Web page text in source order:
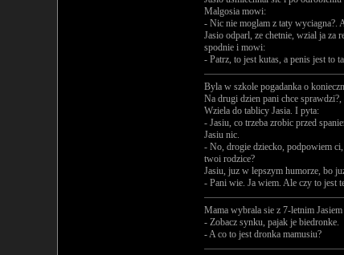
Malgosia mowi:
- Nic nie moglam z taty wyciagna?.
Jasio odparl, ze chetnie, wzial ja za
spodnie i mowi:
- Patrz, to jest kutas, a penis jest to
Byla w szkole pogadanka o
Na drugi dzien pani chce sprawdzi?,
Wziela do tablicy Jasia. I pyta:
- Jasiu, co trzeba zrobic przed
Jasiu nic.
- No, drogie dziecko, podpowiem
twoi rodzice?
Jasiu, juz w lepszym humorze, bo
- Pani wie. Ja wiem. Ale czy to jest
Mama wybrala sie z 7-letnim Jasiem
- Zobacz synku, pajak je biedronke.
- A co to jest dronka mamusiu?